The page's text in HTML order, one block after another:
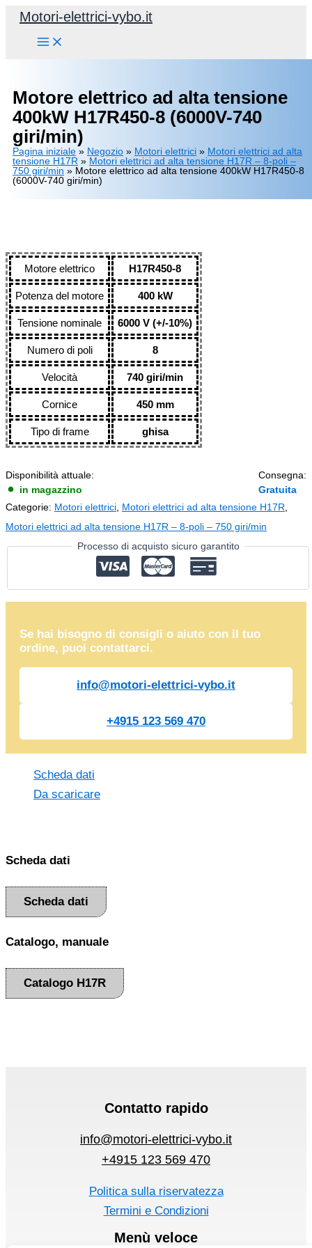
VaiMotori-elettrici-vybo.it
Motore elettrico ad alta tensione
400kW H17R450-8 (6000V-740
giri/min)
Pagina iniziale » Negozio » Motori elettrici » Motori elettrici ad alta
tensione H17R » Motori elettrici ad alta tensione H17R – 8-poli –
750 giri/min » Motore elettrico ad alta tensione 400kW H17R450-8
(6000V-740 giri/min)
Motore elettrico H17R450-8
Potenza del motore 400 kW
Tensione nominale 6000 V (+/-10%)
Numero di poli 8
Velocità 740 giri/min
Cornice 450 mm
Tipo di frame ghisa
Disponibilità attuale:
in magazzino
Consegna:
Gratuita
Categorie: Motori elettrici Motori elettrici ad alta tensione H17R
Motori elettrici ad alta tensione H17R – 8-poli – 750 giri/min
Processo di acquisto sicuro garantito
Se hai bisogno di consigli o aiuto con il tuo
ordine, puoi contattarci.
info@motori-elettrici-vybo.it
+4915 123 569 470
Scheda dati
Da scaricare
Scheda dati
Scheda dati
Catalogo, manuale
Catalogo H17R
Contatto rapido
info@motori-elettrici-vybo.it
+4915 123 569 470
Politica sulla riservatezza
Termini e Condizioni
Menù veloce